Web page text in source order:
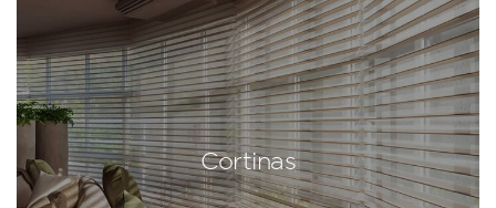
Cortinas